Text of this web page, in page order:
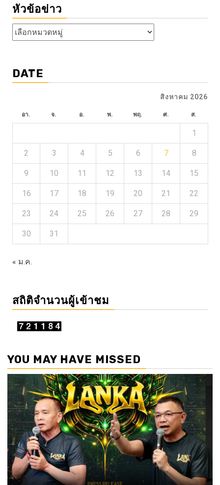
หัวข้อข่าว
หัวข้อ
ข่าว
DATE
สิงหาคม 2026
อา. จ. อ. พ. พฤ. ศ. ส.
1
2 3 4 5 6 7 8
9 10 11 12 13 14 15
16 17 18 19 20 21 22
23 24 25 26 27 28 29
30 31
« ม.ค.
สถิติจำนวนผู้เข้าชม
YOU MAY HAVE MISSED